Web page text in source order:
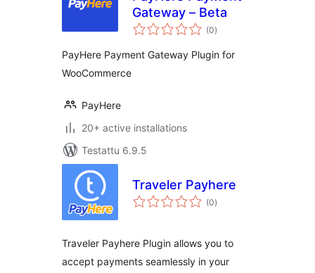
Gateway – Beta
(0arvosanat
yhteensä
)
PayHere Payment Gateway Plugin for
WooCommerce
PayHere
20+ active installations
Testattu 6.9.5
Traveler Payhere
(0arvosanat
yhteensä
)
Traveler Payhere Plugin allows you to
accept payments seamlessly in your